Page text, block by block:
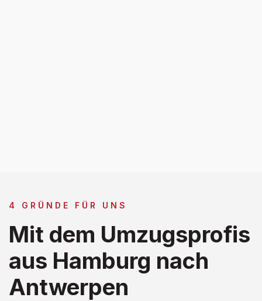
4 GRÜNDE FÜR UNS
Mit dem Umzugsprofis
aus Hamburg nach
Antwerpen